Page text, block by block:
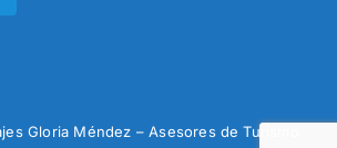
Gloria Méndez – Asesores de Turismo